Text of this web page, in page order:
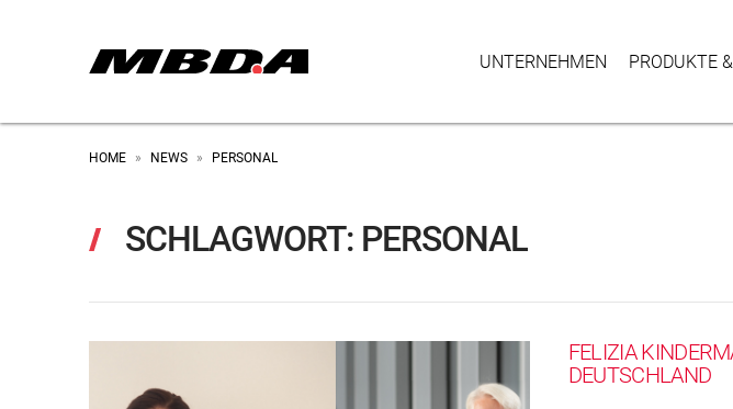
UNTER­NEHMEN PRODUKTE
HOME » NEWS » PERSONAL
SCHLAGWORT: PERSONAL
FELIZIA
DEUTSCHLAND